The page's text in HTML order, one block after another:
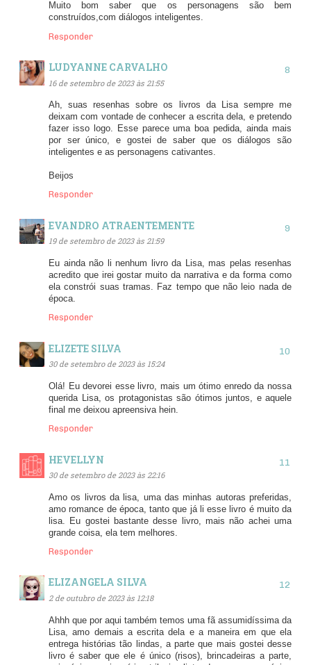
Muito bom saber que os personagens são bem
construídos,com diálogos inteligentes.
Responder
LUDYANNE CARVALHO
16 de setembro de 2023 às 21:55
Ah, suas resenhas sobre os livros da Lisa sempre me
deixam com vontade de conhecer a escrita dela, e pretendo
fazer isso logo. Esse parece uma boa pedida, ainda mais
por ser único, e gostei de saber que os diálogos são
inteligentes e as personagens cativantes.
Beijos
Responder
EVANDRO ATRAENTEMENTE
19 de setembro de 2023 às 21:59
Eu ainda não li nenhum livro da Lisa, mas pelas resenhas
acredito que irei gostar muito da narrativa e da forma como
ela constrói suas tramas. Faz tempo que não leio nada de
época.
Responder
ELIZETE SILVA
30 de setembro de 2023 às 15:24
Olá! Eu devorei esse livro, mais um ótimo enredo da nossa
querida Lisa, os protagonistas são ótimos juntos, e aquele
final me deixou apreensiva hein.
Responder
HEVELLYN
30 de setembro de 2023 às 22:16
Amo os livros da lisa, uma das minhas autoras preferidas,
amo romance de época, tanto que já li esse livro é muito da
lisa. Eu gostei bastante desse livro, mais não achei uma
grande coisa, ela tem melhores.
Responder
ELIZANGELA SILVA
2 de outubro de 2023 às 12:18
Ahhh que por aqui também temos uma fã assumidíssima da
Lisa, amo demais a escrita dela e a maneira em que ela
entrega histórias tão lindas, a parte que mais gostei desse
livro é saber que ele é único (risos), brincadeiras a parte,